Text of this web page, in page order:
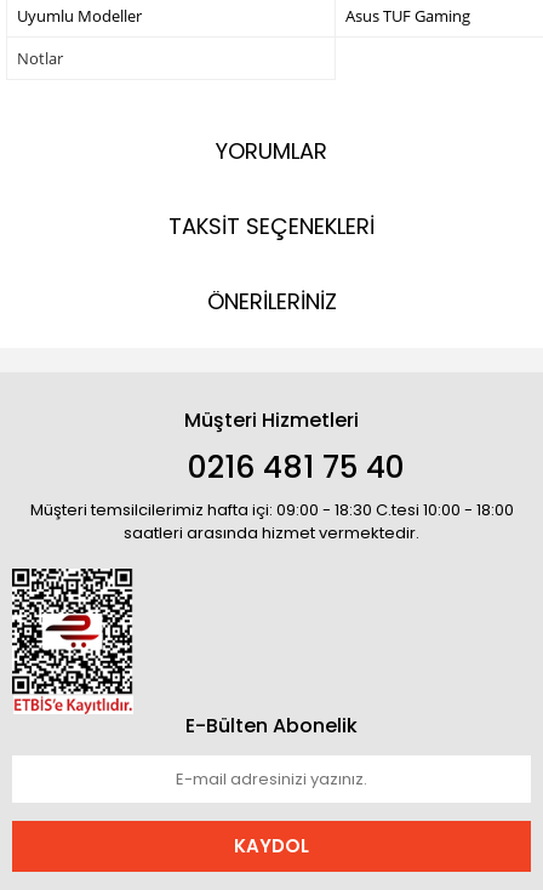
Uyumlu Modeller
Asus TUF Gaming
Notlar
YORUMLAR
TAKSİT SEÇENEKLERİ
ÖNERİLERİNİZ
Müşteri Hizmetleri
0216 481 75 40
Müşteri temsilcilerimiz hafta içi: 09:00 - 18:30 C.tesi 10:00 - 18:00
saatleri arasında hizmet vermektedir.
E-Bülten Abonelik
KAYDOL